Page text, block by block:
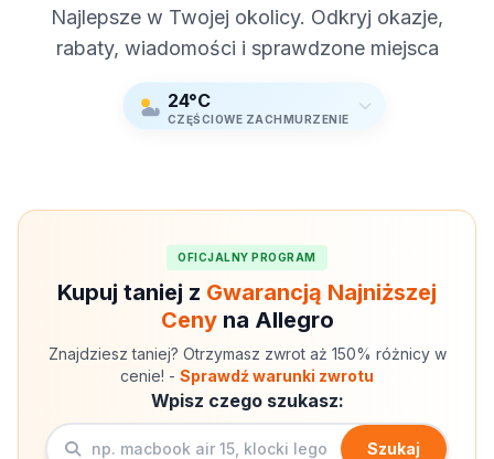
Najlepsze w Twojej okolicy. Odkryj okazje,
rabaty, wiadomości i sprawdzone miejsca
24°C
CZĘŚCIOWE ZACHMURZENIE
OFICJALNY PROGRAM
Kupuj taniej z Gwarancją Najniższej
Cenyna Allegro
Znajdziesz taniej? Otrzymasz zwrot aż 150% różnicy w
cenie! - Sprawdź warunki zwrotu
Wpisz czego szukasz:
Szukaj